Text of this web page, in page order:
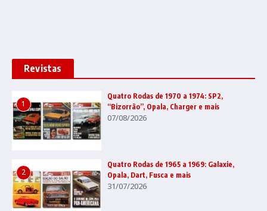
Revistas
1
Quatro Rodas de 1970 a 1974: SP2,
“Bizorrão”, Opala, Charger e mais
07/08/2026
2
Quatro Rodas de 1965 a 1969: Galaxie,
Opala, Dart, Fusca e mais
31/07/2026